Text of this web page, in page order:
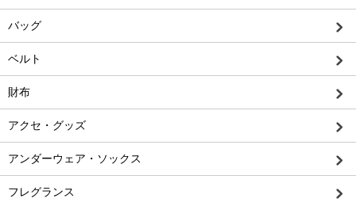
バッグ
ベルト
財布
アクセ・グッズ
アンダーウェア・ソックス
フレグランス